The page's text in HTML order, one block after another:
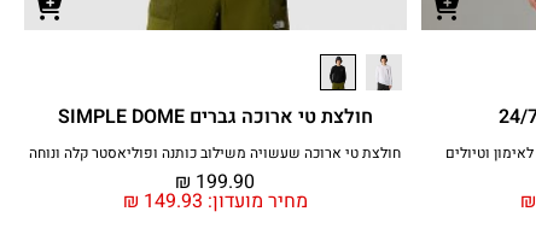
₪
חולצת טי ארוכה גברים SIMPLE DOME
חולצת טי ארוכה שעשויה משילוב כותנה ופוליאסטר קלה ונוחה
מחיר מועדון: ₪ 149.93
₪ 199.90